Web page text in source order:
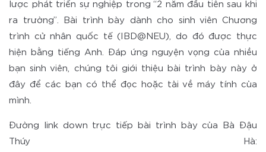
lược phát triển sự nghiệp trong “2 năm đầu tiên sau khi
ra trường”. Bài trình bày dành cho sinh viên Chương
trình cử nhân quốc tế (IBD@NEU), do đó được thực
hiện bằng tiếng Anh. Đáp ứng nguyện vọng của nhiều
bạn sinh viên, chúng tôi giới thiệu bài trình bày này ở
đây để các bạn có thể đọc hoặc tải về máy tính của
mình.
Đường link down trực tiếp bài trình bày của Bà Đậu
Thúy Hà: